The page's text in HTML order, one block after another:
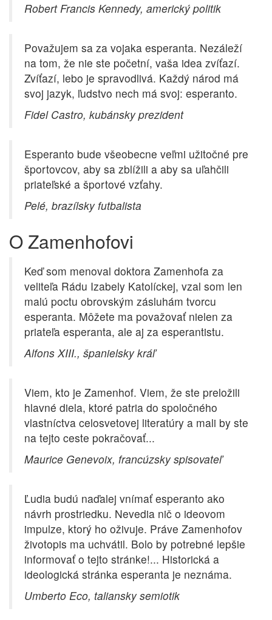
Robert Francis Kennedy, americký politik
Považujem sa za vojaka esperanta. Nezáleží
na tom, že nie ste početní, vaša idea zvíťazí.
Zvíťazí, lebo je spravodlivá. Každý národ má
svoj jazyk, ľudstvo nech má svoj: esperanto.
Fidel Castro, kubánsky prezident
Esperanto bude všeobecne veľmi užitočné pre
športovcov, aby sa zblížili a aby sa uľahčili
priateľské a športové vzťahy.
Pelé, brazílsky futbalista
O Zamenhofovi
Keď som menoval doktora Zamenhofa za
veliteľa Rádu Izabely Katolíckej, vzal som len
malú poctu obrovským zásluhám tvorcu
esperanta. Môžete ma považovať nielen za
priateľa esperanta, ale aj za esperantistu.
Alfons XIII., španielsky kráľ
Viem, kto je Zamenhof. Viem, že ste preložili
hlavné diela, ktoré patria do spoločného
vlastníctva celosvetovej literatúry a mali by ste
na tejto ceste pokračovať...
Maurice Genevoix, francúzsky spisovateľ
Ľudia budú naďalej vnímať esperanto ako
návrh prostriedku. Nevedia nič o ideovom
impulze, ktorý ho oživuje. Práve Zamenhofov
životopis ma uchvátil. Bolo by potrebné lepšie
informovať o tejto stránke!... Historická a
ideologická stránka esperanta je neznáma.
Umberto Eco, taliansky semiotik